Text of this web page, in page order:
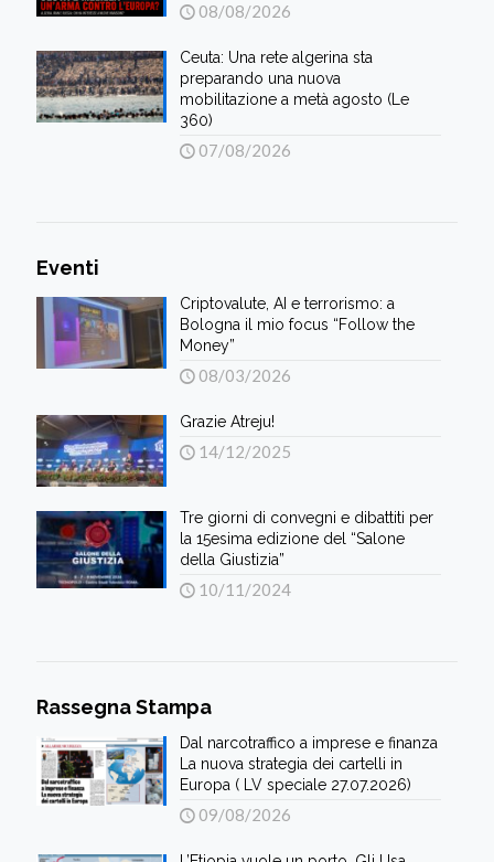
08/08/2026
Ceuta: Una rete algerina sta
preparando una nuova
mobilitazione a metà agosto (Le
360)
07/08/2026
Eventi
Criptovalute, AI e terrorismo: a
Bologna il mio focus “Follow the
Money”
08/03/2026
Grazie Atreju!
14/12/2025
Tre giorni di convegni e dibattiti per
la 15esima edizione del “Salone
della Giustizia”
10/11/2024
Rassegna Stampa
Dal narcotraffico a imprese e finanza
La nuova strategia dei cartelli in
Europa ( LV speciale 27.07.2026)
09/08/2026